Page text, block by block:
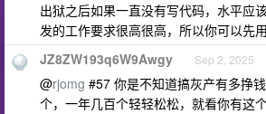
出狱之后如果一直没有写代码，水平应
发的工作要求很高很高，所以你可以先
JZ8ZW193q6W9Awgy Sep 2, 2025
@rjomg #57 你是不知道搞灰产有多挣
个，一年几百个轻轻松松，就看你有这